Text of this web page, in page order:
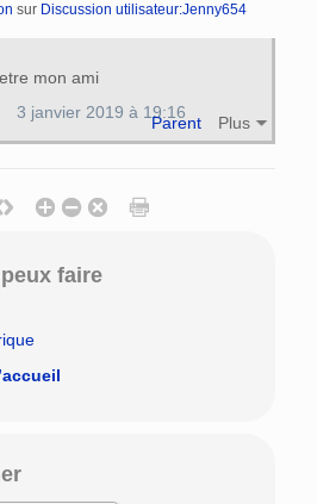
sur Discussion utilisateur:Jenny654
mon ami
Parent Plus
3 janvier 2019 à 19:16
faire